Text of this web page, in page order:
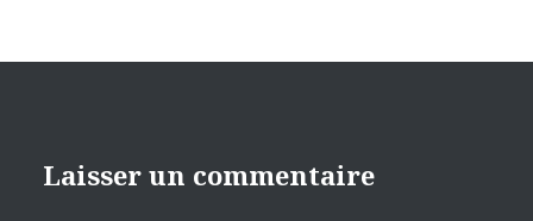
Laisser un commentaire